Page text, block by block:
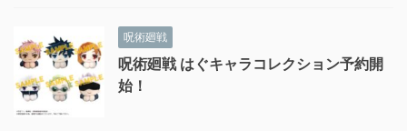
呪術廻戦
呪術廻戦 はぐキャラコレクション予約開
始！